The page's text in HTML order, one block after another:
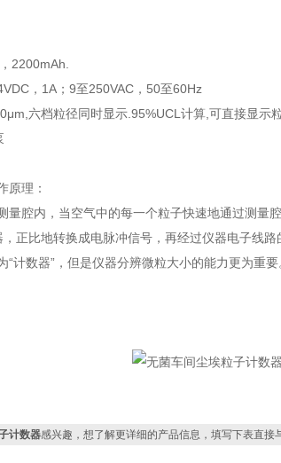
2200mAh.
，1A；9至250VAC，50至60Hz
六档粒径同时显示.95%UCL计算,可直接显示
原理：
量腔内，当空气中的每一个粒子快速地通过测量
正比地转换成电脉冲信号，再经过仪器电子线
“计数器”，但是仪器分辨微粒大小的能力更为重
计数器感兴趣，想了解更详细的产品信息，填写下表直接